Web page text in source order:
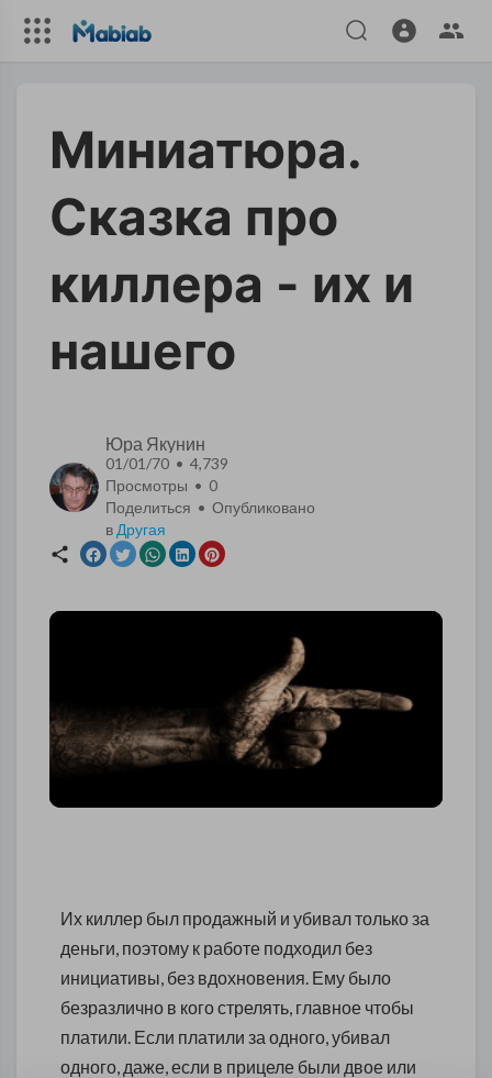
Миниатюра.
Сказка про
киллера - их и
нашего
Юра Якунин
01/01/70 • 4,739
Просмотры • 0
Поделиться • Опубликовано
в Другая
Их киллер был продажный и убивал только за
деньги, поэтому к работе подходил без
инициативы, без вдохновения. Ему было
безразлично в кого стрелять, главное чтобы
платили. Если платили за одного, убивал
одного, даже, если в прицеле были двое или